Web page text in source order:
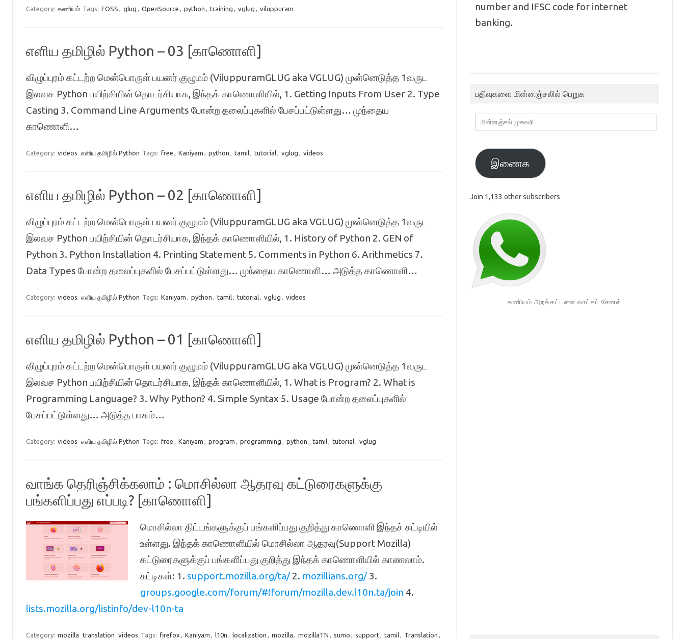
Category: கணியம் Tags: FOSS , glug , OpenSource , python , training , vglug , viluppuram
எளிய தமிழில் Python – 03 [காணொளி]
விழுப்புரம் கட்டற்ற மென்பொருள் பயனர் குழுமம் (ViluppuramGLUG aka VGLUG) முன்னெடுத்த 1வருட
இலவச Python பயிற்சியின் தொடர்சியாக, இந்தக் காணொளியில், 1. Getting Inputs From User 2. Type
Casting 3. Command Line Arguments போன்ற தலைப்புகளில் பேசப்பட்டுள்ளது… முந்தைய
காணொளி…
Category: videos எளிய தமிழில் Python Tags: free , Kaniyam , python , tamil, tutorial, vglug , videos
எளிய தமிழில் Python – 02 [காணொளி]
விழுப்புரம் கட்டற்ற மென்பொருள் பயனர் குழுமம் (ViluppuramGLUG aka VGLUG) முன்னெடுத்த 1வருட
இலவச Python பயிற்சியின் தொடர்சியாக, இந்தக் காணொளியில், 1. History of Python 2. GEN of
Python 3. Python Installation 4. Printing Statement 5. Comments in Python 6. Arithmetics 7.
Data Types போன்ற தலைப்புகளில் பேசப்பட்டுள்ளது… முந்தைய காணொளி… அடுத்த காணொளி…
Category: videos எளிய தமிழில் Python Tags: Kaniyam , python , tamil, tutorial, vglug , videos
எளிய தமிழில் Python – 01 [காணொளி]
விழுப்புரம் கட்டற்ற மென்பொருள் பயனர் குழுமம் (ViluppuramGLUG aka VGLUG) முன்னெடுத்த 1வருட
இலவச Python பயிற்சியின் தொடர்சியாக, இந்தக் காணொளியில், 1. What is Program? 2. What is
Programming Language? 3. Why Python? 4. Simple Syntax 5. Usage போன்ற தலைப்புகளில்
பேசப்பட்டுள்ளது… அடுத்த பாகம்…
Category: videos எளிய தமிழில் Python Tags: free , Kaniyam , program , programming , python , tamil, tutorial, vglug
வாங்க தெரிஞ்சிக்கலாம் : மொசில்லா ஆதரவு கட்டுரைகளுக்கு
பங்களிப்பது எப்படி? [காணொளி]
மொசில்லா திட்டங்களுக்குப் பங்களிப்பது குறித்து காணொளி இந்தச் சுட்டியில்
உள்ளது. இந்தக் காணொளியில் மொசில்லா ஆதரவு(Support Mozilla)
கட்டுரைகளுக்குப் பங்களிப்பது குறித்து இந்தக் காணொளியில் காணலாம்.
சுட்டிகள்: 1. support.mozilla.org/ta/2. mozillians.org/3.
groups.google.com/forum/#!forum/mozilla.dev.l10n.ta/join 4.
lists.mozilla.org/listinfo/dev-l10n-ta
Category: mozilla translation videos Tags: firefox , Kaniyam , l10n , localization , mozilla , mozillaTN , sumo , support, tamil, Translation ,
number and IFSC code for internet
banking.
பதிவுகளை மின்னஞ்சலில் பெறுக
மின்னஞ்சல்
முகவரி
இணைக
Join 1,133 other subscribers
கணியம் அறக்கட்டளை வாட்சப் சேனல்